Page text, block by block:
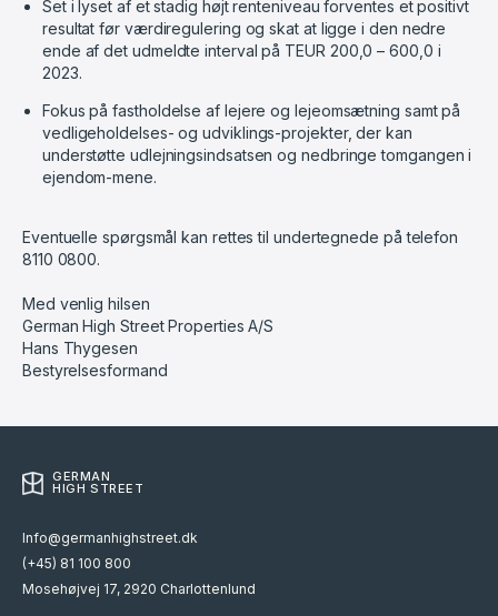
Set i lyset af et stadig højt renteniveau forventes et positivt
resultat før værdiregulering og skat at ligge i den nedre
ende af det udmeldte interval på TEUR 200,0 – 600,0 i
2023.
Fokus på fastholdelse af lejere og lejeomsætning samt på
vedligeholdelses- og udviklings-projekter, der kan
understøtte udlejningsindsatsen og nedbringe tomgangen i
ejendom-mene.
Eventuelle spørgsmål kan rettes til undertegnede på telefon
8110 0800.
Med venlig hilsen
German High Street Properties A/S
Hans Thygesen
Bestyrelsesformand
GERMAN
HIGH STREET
Info@germanhighstreet.dk
(+45) 81 100 800
Mosehøjvej 17, 2920 Charlottenlund